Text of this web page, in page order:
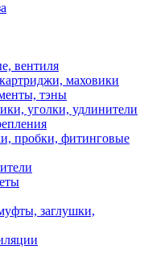
вентиля
маховики
тэны
уголки, удлинители
пробки, фитинговые
заглушки,